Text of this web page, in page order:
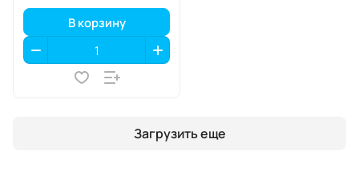
В корзину
Загрузить еще